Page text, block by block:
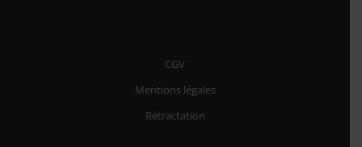
CGV
Mentions légales
Rétractation